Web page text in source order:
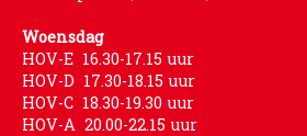
Woensdag
HOV-E 16.30-17.15 uur
HOV-D 17.30-18.15 uur
HOV-C 18.30-19.30 uur
HOV-A 20.00-22.15 uur